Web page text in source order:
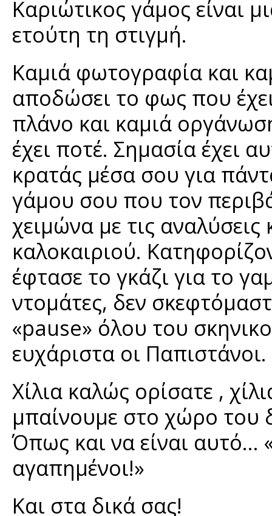
Καριώτικος γάμος είναι
ετούτη τη στιγμή.
Καμιά φωτογραφία και
αποδώσει το φως που
πλάνο και καμιά
έχει ποτέ. Σημασία έχει
κρατάς μέσα σου για
γάμου σου που τον
χειμώνα με τις
καλοκαιριού.
έφτασε το γκάζι για το
ντομάτες, δεν
«pause» όλου του
ευχάριστα οι
Χίλια καλώς ορίσατε ,
μπαίνουμε στο χώρο του
Όπως και να είναι αυτό…
αγαπημένοι!»
Και στα δικά σας!